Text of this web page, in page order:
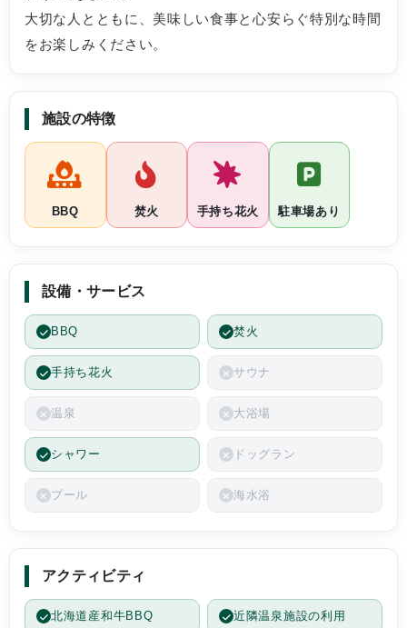
トマム近くにはコンビニが無く、お酒類は札幌
周辺で調達してから高速に乗った方が良かった
と思いました。
とても良かったです。
大切な人とともに、美味しい食事と心安らぐ特別な時間
をお楽しみください。
施設の特徴
BBQ 焚火 手持ち花火 駐車場あり
設備・サービス
BBQ 焚火
手持ち花火 サウナ
温泉 大浴場
シャワー ドッグラン
プール 海水浴
アクティビティ
北海道産和牛BBQ 近隣温泉施設の利用